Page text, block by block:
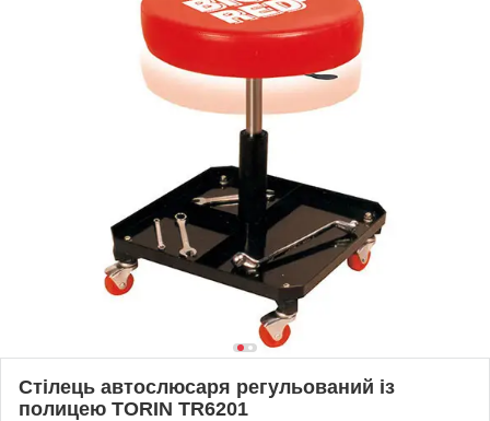
Стілець автослюсаря регульований із
полицею TORIN TR6201